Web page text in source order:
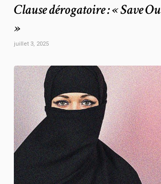
Clause dérogatoire : « Save
»
juillet 3, 2025